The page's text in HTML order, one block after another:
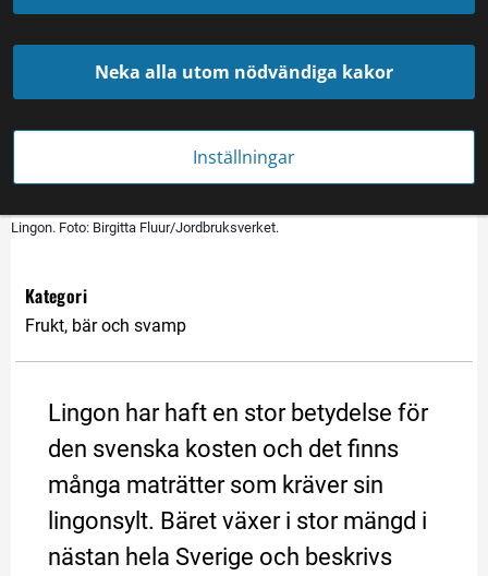
Neka alla utom nödvändiga kakor
Inställningar
Lingon. Foto: Birgitta Fluur/Jordbruksverket.
Kategori
Frukt, bär och svamp
Lingon har haft en stor betydelse för
den svenska kosten och det finns
många maträtter som kräver sin
lingonsylt. Bäret växer i stor mängd i
nästan hela Sverige och beskrivs